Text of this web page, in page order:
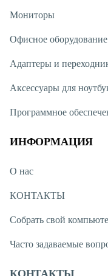
Обеспечивает плавный
SSD-накопитель на
достаточно места для
Intel Arc 140V –
производительность
16” 2K Touch экран
устройство как
Мониторы
Офисное оборудование
Адаптеры и
Аксессуары для
Программное
ИНФОРМАЦИЯ
О нас
КОНТАКТЫ
Собрать свой
Часто задаваемые